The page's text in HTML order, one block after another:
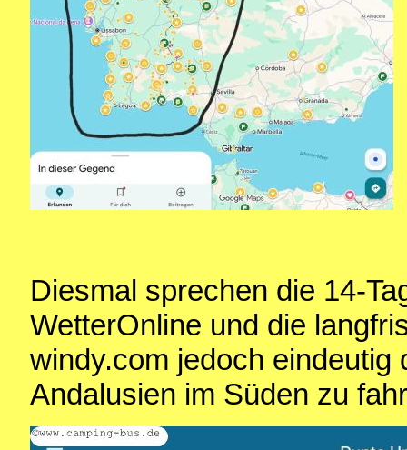
Diesmal sprechen die 14-
WetterOnline und die
windy.com jedoch eindeutig
Andalusien im Süden zu